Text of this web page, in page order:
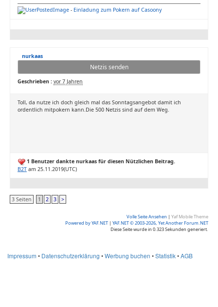
- Einladung zum Pokern auf Casoony
nurkaas
Netzis senden
Geschrieben : vor 7 Jahren
Toll, da nutze ich doch gleich mal das Sonntagsangebot damit ich
ordentlich mitpokern kann.Die 500 Netzis sind auf dem Weg.
1 Benutzer dankte nurkaas für diesen Nützlichen Beitrag.
B2T am 25.11.2019(UTC)
3 Seiten 1 2 3 >
Volle Seite Ansehen | Yaf Mobile Theme
Powered by YAF.NET | YAF.NET © 2003-2026, Yet Another Forum.NET
Diese Seite wurde in 0.323 Sekunden generiert.
Impressum • Datenschutzerklärung •Werbung buchen •Statistik•AGB